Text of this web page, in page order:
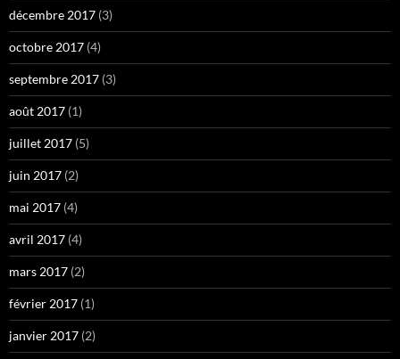
décembre 2017 (3)
octobre 2017 (4)
septembre 2017 (3)
août 2017 (1)
juillet 2017 (5)
juin 2017 (2)
mai 2017 (4)
avril 2017 (4)
mars 2017 (2)
février 2017 (1)
janvier 2017 (2)